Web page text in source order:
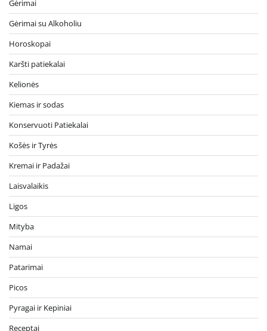
Gėrimai
Gėrimai su Alkoholiu
Horoskopai
Karšti patiekalai
Kelionės
Kiemas ir sodas
Konservuoti Patiekalai
Košės ir Tyrės
Kremai ir Padažai
Laisvalaikis
Ligos
Mityba
Namai
Patarimai
Picos
Pyragai ir Kepiniai
Receptai